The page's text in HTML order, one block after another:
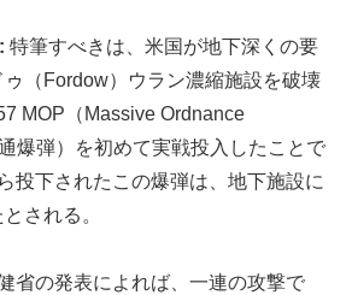
特筆すべきは、米国が地下深くの要
（Fordow）ウラン濃縮施設を破壊
MOP（Massive Ordnance
爆弾）を初めて実戦投入したことで
投下されたこの爆弾は、地下施設に
される。
省の発表によれば、一連の攻撃で